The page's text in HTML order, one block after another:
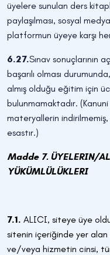
üyelere sunulan ders
paylaşılması, sosyal
platformun üyeye karşı
6.27.Sınav sonuçlarının
başarılı olması
almış olduğu eğitim için
bulunmamaktadır.
materyallerin indirilmemiş,
esastır.)
Madde 7. ÜYELERIN/
YÜKÜMLÜLÜKLERI
7.1. ALICI, siteye üye
sitenin içeriğinde yer alan
ve/veya hizmetin cinsi,